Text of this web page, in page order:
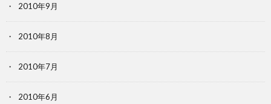
2010年9月
2010年8月
2010年7月
2010年6月